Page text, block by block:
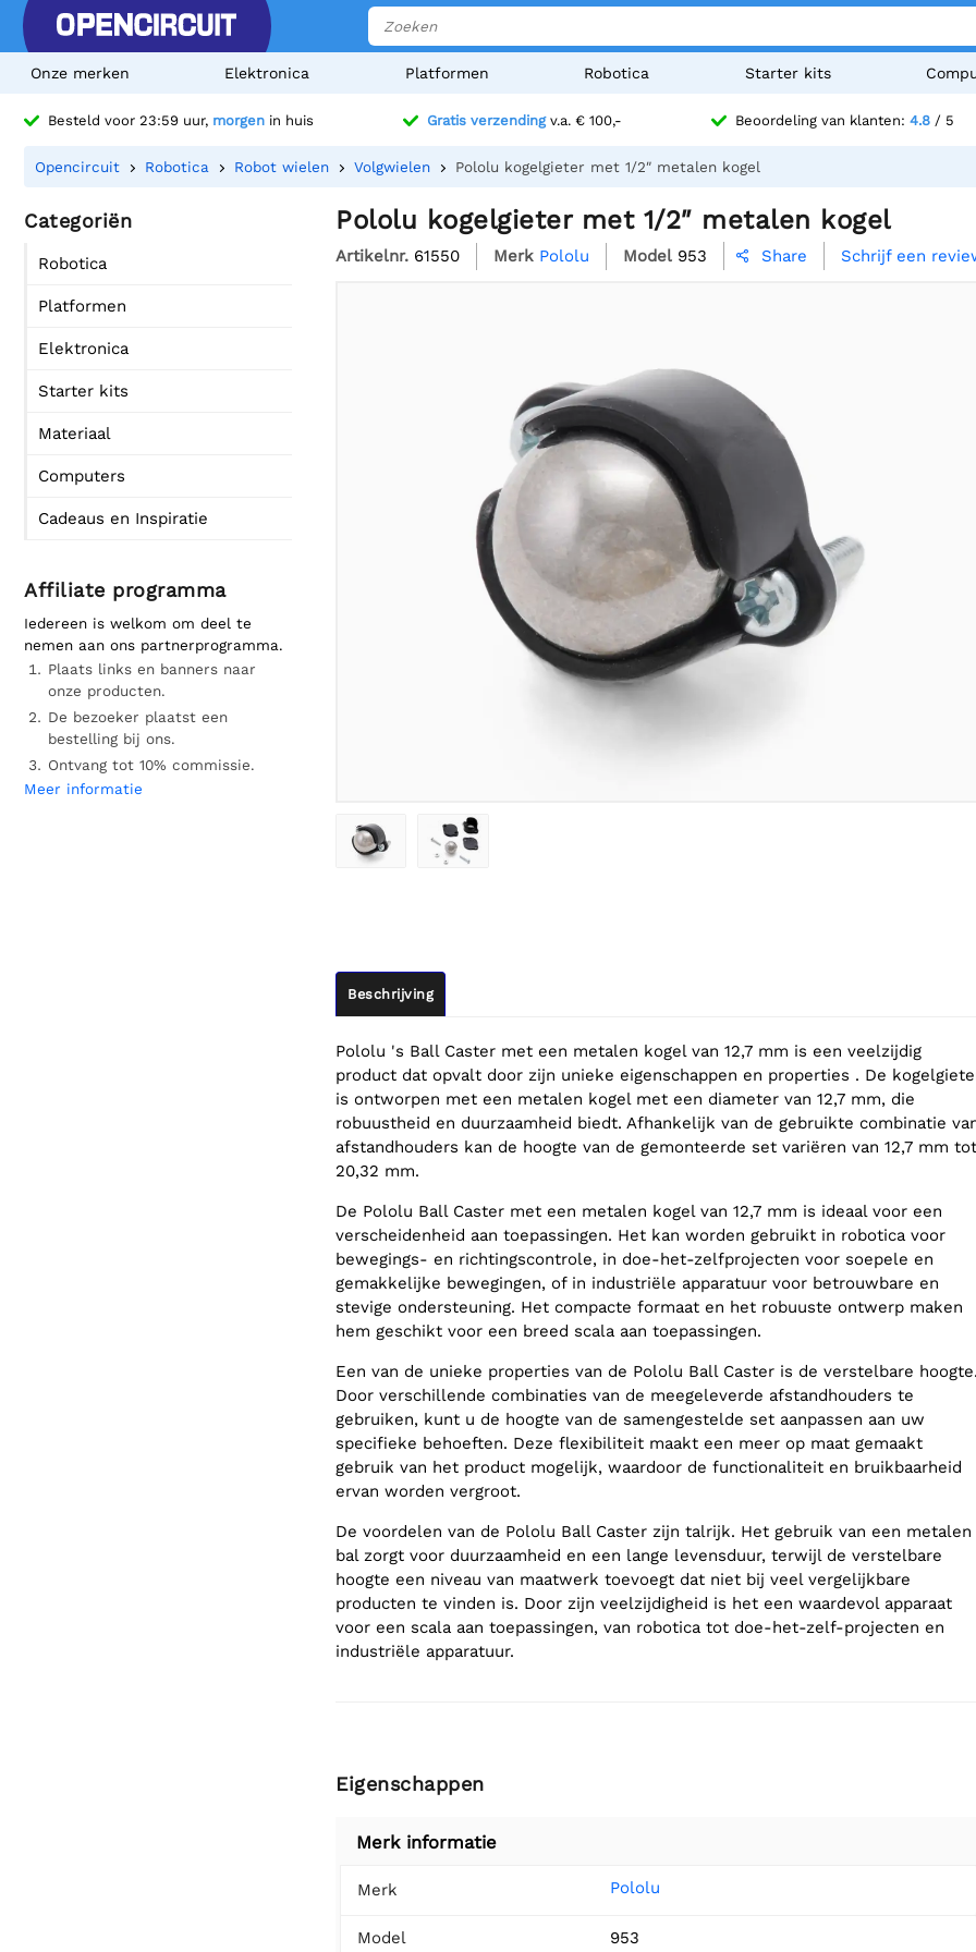
Onze merken Elektronica Platformen Robotica Starter kits
Besteld voor 23:59 uur, morgen in huis Gratis verzendingv.a. € 100,- Beoordeling van klanten: 4.8/ 5
Opencircuit Robotica Robot wielen Volgwielen Pololu kogelgieter met 1/2″ metalen kogel
Categoriën
Robotica
Platformen
Elektronica
Starter kits
Materiaal
Computers
Cadeaus en Inspiratie
Affiliate programma
Iedereen is welkom om deel te
nemen aan ons partnerprogramma.
Plaats links en banners naar
onze producten.
De bezoeker plaatst een
bestelling bij ons.
Ontvang tot 10% commissie.
Meer informatie
Pololu kogelgieter met 1/2″ metalen kogel
Artikelnr. 61550 Merk Pololu Model 953  Share Schrijf een
Beschrijving
Pololu 's Ball Caster met een metalen kogel van 12,7 mm is een veelzijdig
product dat opvalt door zijn unieke eigenschappen en properties . De
is ontworpen met een metalen kogel met een diameter van 12,7 mm, die
robuustheid en duurzaamheid biedt. Afhankelijk van de gebruikte combinatie
afstandhouders kan de hoogte van de gemonteerde set variëren van 12,7 mm tot
20,32 mm.
De Pololu Ball Caster met een metalen kogel van 12,7 mm is ideaal voor een
verscheidenheid aan toepassingen. Het kan worden gebruikt in robotica voor
bewegings- en richtingscontrole, in doe-het-zelfprojecten voor soepele en
gemakkelijke bewegingen, of in industriële apparatuur voor betrouwbare en
stevige ondersteuning. Het compacte formaat en het robuuste ontwerp maken
hem geschikt voor een breed scala aan toepassingen.
Een van de unieke properties van de Pololu Ball Caster is de verstelbare hoogte.
Door verschillende combinaties van de meegeleverde afstandhouders te
gebruiken, kunt u de hoogte van de samengestelde set aanpassen aan uw
specifieke behoeften. Deze flexibiliteit maakt een meer op maat gemaakt
gebruik van het product mogelijk, waardoor de functionaliteit en bruikbaarheid
ervan worden vergroot.
De voordelen van de Pololu Ball Caster zijn talrijk. Het gebruik van een metalen
bal zorgt voor duurzaamheid en een lange levensduur, terwijl de verstelbare
hoogte een niveau van maatwerk toevoegt dat niet bij veel vergelijkbare
producten te vinden is. Door zijn veelzijdigheid is het een waardevol apparaat
voor een scala aan toepassingen, van robotica tot doe-het-zelf-projecten en
industriële apparatuur.
Eigenschappen
Merk informatie
Merk Pololu
Model 953